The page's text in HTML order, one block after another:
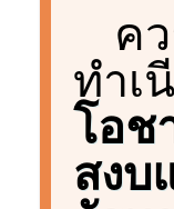
ค
ทำเ
โอช
สงบ